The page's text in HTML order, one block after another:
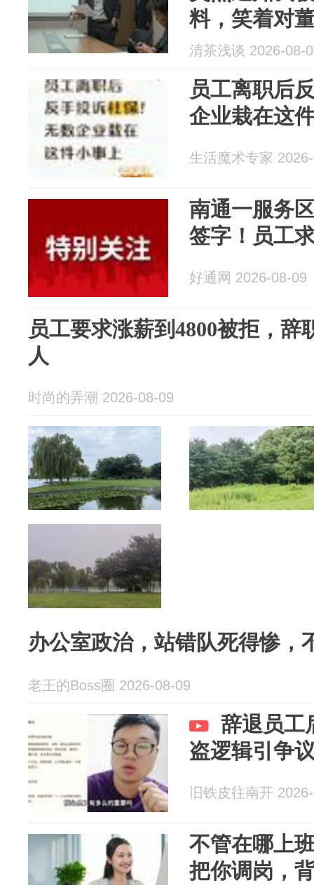
料，笑着对
思，我刚被
到这里吧
清茶浅谈 2026-08-
员工离职后
企业栽在这
生活魔术专家
南通一服务
签字！员工
好通网 2026-08-09
员工要求涨薪到4800被拒，辞
人
时尚的弄潮 2026-08-09
办公室政治，站错队死得惨，
老王的Boss圈 2026-08-09
辞退员工
盗逻辑引争
旧铁皮往南开
不管在哪上
把你调岗，